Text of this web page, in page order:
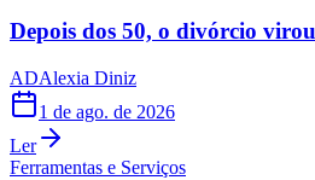
Depois dos 50, o divórcio
ADAlexia Diniz
1 de ago. de 2026
Ler
Ferramentas e Serviços